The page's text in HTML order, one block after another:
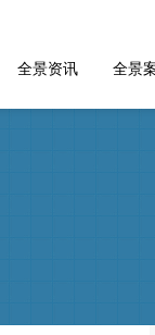
全景资讯 全景